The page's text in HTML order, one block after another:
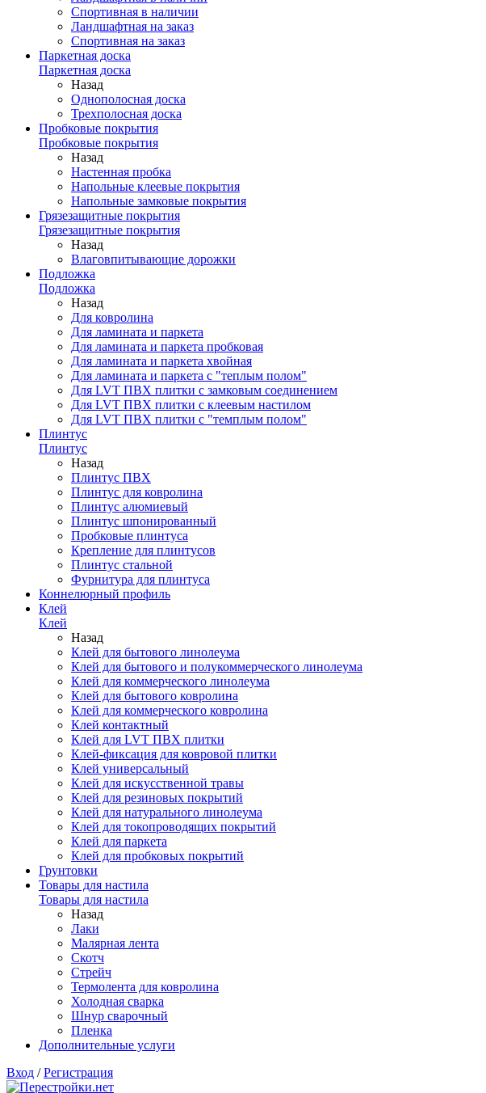
Спортивная в наличии
Ландшафтная на заказ
Спортивная на заказ
Паркетная доска
Паркетная доска
Назад
Однополосная доска
Трехполосная доска
Пробковые покрытия
Пробковые покрытия
Назад
Настенная пробка
Напольные клеевые покрытия
Напольные замковые покрытия
Грязезащитные покрытия
Грязезащитные покрытия
Назад
Влаговпитывающие дорожки
Подложка
Подложка
Назад
Для ковролина
Для ламината и паркета
Для ламината и паркета пробковая
Для ламината и паркета хвойная
Для ламината и паркета с "теплым полом"
Для LVT ПВХ плитки с замковым соединением
Для LVT ПВХ плитки с клеевым настилом
Для LVT ПВХ плитки с "темплым полом"
Плинтус
Плинтус
Назад
Плинтус ПВХ
Плинтус для ковролина
Плинтус алюмиевый
Плинтус шпонированный
Пробковые плинтуса
Крепление для плинтусов
Плинтус стальной
Фурнитура для плинтуса
Коннелюрный профиль
Клей
Клей
Назад
Клей для бытового линолеума
Клей для бытового и полукоммерческого линолеума
Клей для коммерческого линолеума
Клей для бытового ковролина
Клей для коммерческого ковролина
Клей контактный
Клей для LVT ПВХ плитки
Клей-фиксация для ковровой плитки
Клей универсальный
Клей для искусственной травы
Клей для резиновых покрытий
Клей для натурального линолеума
Клей для токопроводящих покрытий
Клей для паркета
Клей для пробковых покрытий
Грунтовки
Товары для настила
Товары для настила
Назад
Лаки
Малярная лента
Скотч
Стрейч
Термолента для ковролина
Холодная сварка
Шнур сварочный
Пленка
Дополнительные услуги
Вход /Регистрация